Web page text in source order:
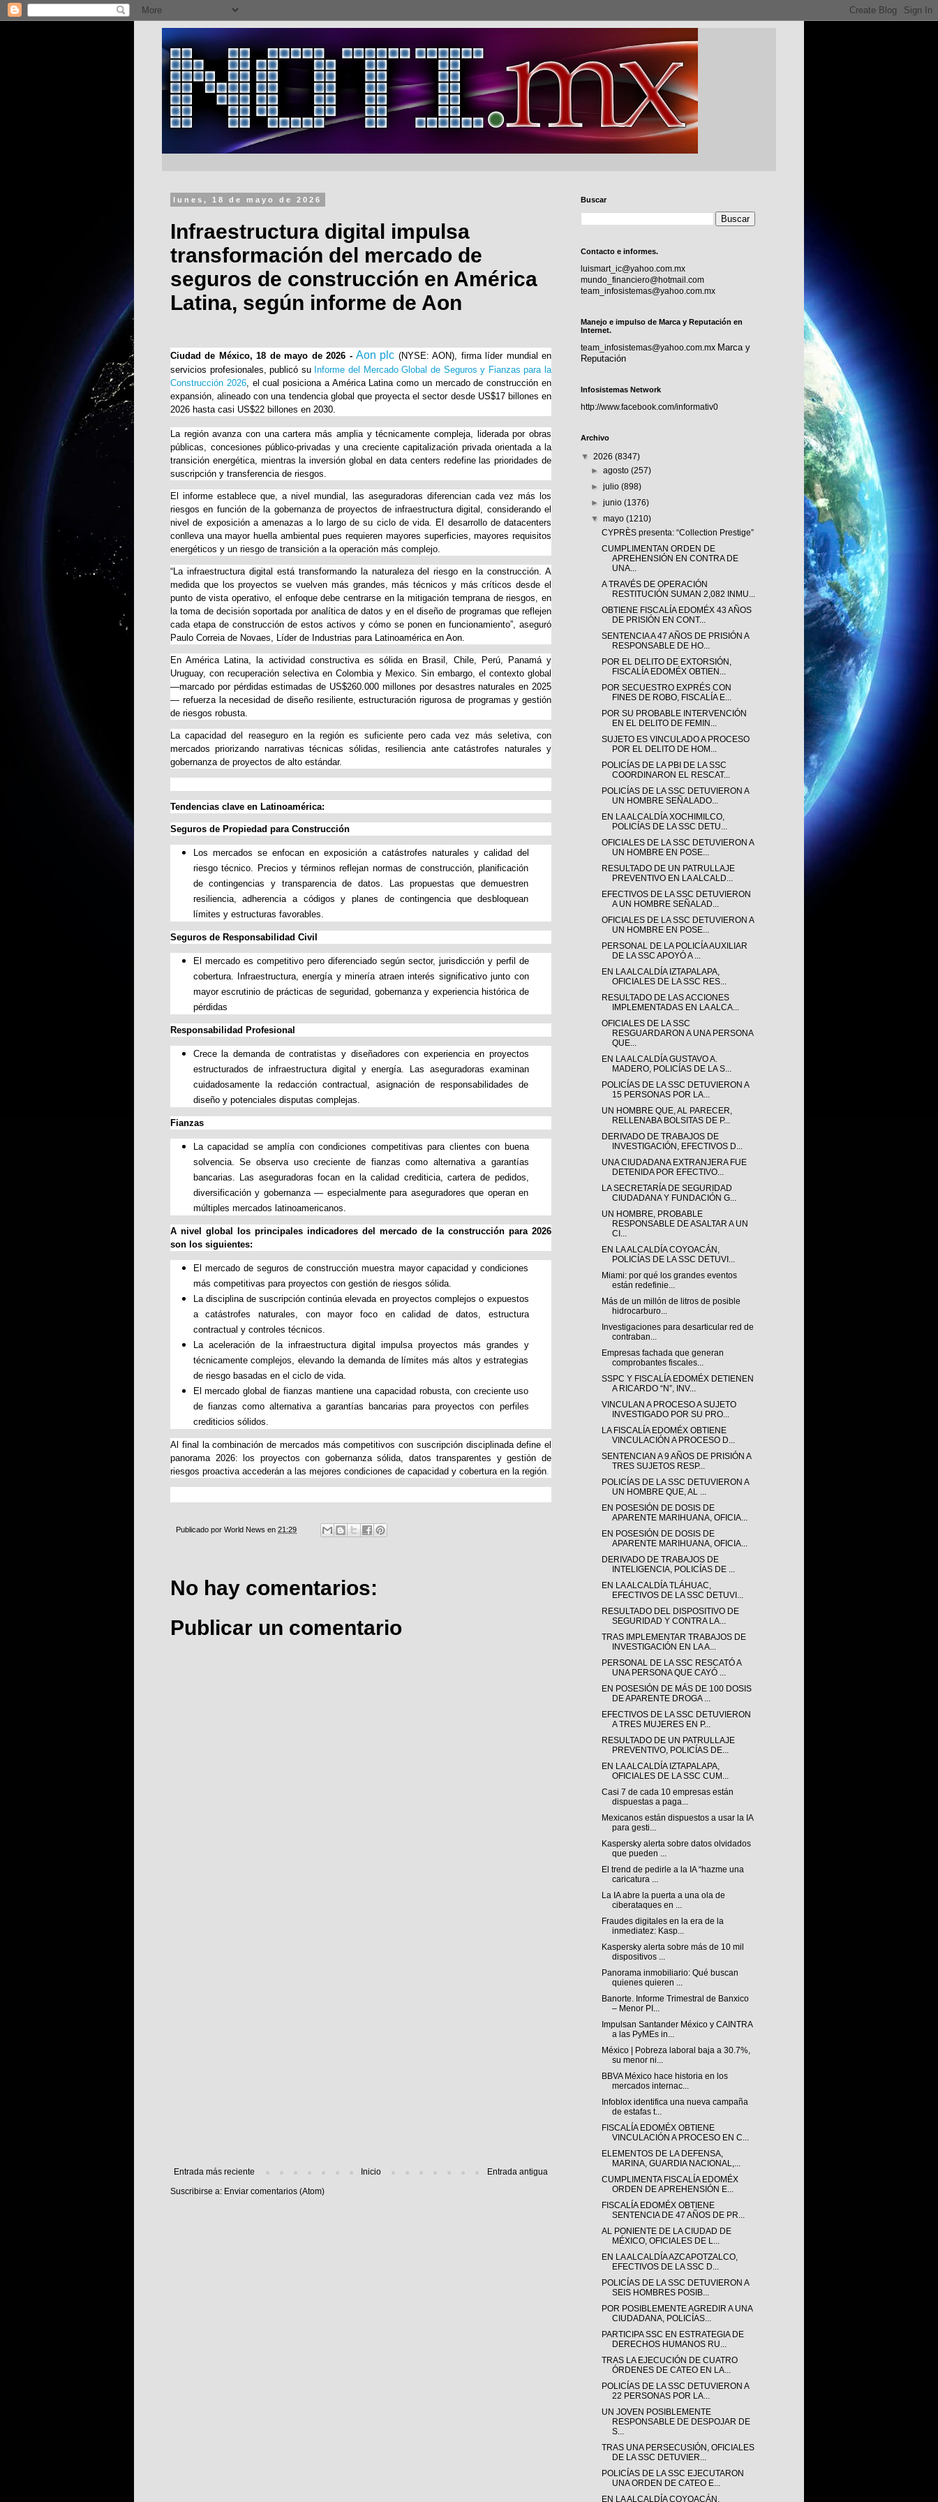
lunes, 18 de mayo de 2026
Infraestructura digital impulsa
transformación del mercado de
seguros de construcción en América
Latina, según informe de Aon
Ciudad de México, 18 de mayo de 2026 - Aon plc (NYSE: AON), firma líder mundial en
servicios profesionales,publicó su Informe del Mercado Global de Seguros y Fianzas para la
Construcción 2026, el cual posiciona a América Latina como un mercado de construcción en
expansión, alineado con una tendencia global que proyecta el sector desde US$17 billones en
2026 hasta casi US$22 billones en 2030.
La región avanza con una cartera más amplia y técnicamente compleja, liderada por obras
públicas, concesiones público-privadas y una creciente capitalización privada orientada a la
transición energética, mientras la inversión global en data centers redefine las prioridades de
suscripción y transferencia de riesgos.
El informe establece que, a nivel mundial, las aseguradoras diferencian cada vez más los
riesgos en función de la gobernanza de proyectos de infraestructura digital, considerando el
nivel de exposición a amenazas a lo largo de su ciclo de vida. El desarrollo de datacenters
conlleva una mayor huella ambiental pues requieren mayores superficies, mayores requisitos
energéticos y un riesgo de transición a la operación más complejo.
“La infraestructura digital está transformando la naturaleza del riesgo en la construcción. A
medida que los proyectos se vuelven más grandes, más técnicos y más críticos desde el
punto de vista operativo, el enfoque debe centrarse en la mitigación temprana de riesgos, en
la toma de decisión soportada por analítica de datos y en el diseño de programas que reflejen
cada etapa de construcción de estos activos y cómo se ponen en funcionamiento”, aseguró
Paulo Correia de Novaes, Líder de Industrias para Latinoamérica en Aon.
En América Latina, la actividad constructiva es sólida en Brasil, Chile, Perú, Panamá y
Uruguay, con recuperación selectiva en Colombia y Mexico. Sin embargo, el contexto global
—marcado por pérdidas estimadas de US$260.000 millones por desastres naturales en 2025
— refuerza la necesidad de diseño resiliente, estructuración rigurosa de programas y gestión
de riesgos robusta.
La capacidad del reaseguro en la región es suficiente pero cada vez más seletiva, con
mercados priorizando narrativas técnicas sólidas, resiliencia ante catástrofes naturales y
gobernanza de proyectos de alto estándar.
Tendencias clave en Latinoamérica:
Seguros de Propiedad para Construcción
Los mercados se enfocan en exposición a catástrofes naturales y calidad del
riesgo técnico. Precios y términos reflejan normas de construcción, planificación
de contingencias y transparencia de datos. Las propuestas que demuestren
resiliencia, adherencia a códigos y planes de contingencia que desbloquean
límites y estructuras favorables.
Seguros de Responsabilidad Civil
El mercado es competitivo pero diferenciado según sector, jurisdicción y perfil de
cobertura. Infraestructura, energía y minería atraen interés significativo junto con
mayor escrutinio de prácticas de seguridad, gobernanza y experiencia histórica de
pérdidas
Responsabilidad Profesional
Crece la demanda de contratistas y diseñadores con experiencia en proyectos
estructurados de infraestructura digital y energía. Las aseguradoras examinan
cuidadosamente la redacción contractual, asignación de responsabilidades de
diseño y potenciales disputas complejas.
Fianzas
La capacidad se amplía con condiciones competitivas para clientes con buena
solvencia. Se observa uso creciente de fianzas como alternativa a garantías
bancarias. Las aseguradoras focan en la calidad crediticia, cartera de pedidos,
diversificación y gobernanza — especialmente para aseguradores que operan en
múltiples mercados latinoamericanos.
A nivel global los principales indicadores del mercado de la construcción para 2026
son los siguientes:
El mercado de seguros de construcción muestra mayor capacidad y condiciones
más competitivas para proyectos con gestión de riesgos sólida.
La disciplina de suscripción continúa elevada en proyectos complejos o expuestos
a catástrofes naturales, con mayor foco en calidad de datos, estructura
contractual y controles técnicos.
La aceleración de la infraestructura digital impulsa proyectos más grandes y
técnicamente complejos, elevando la demanda de límites más altos y estrategias
de riesgo basadas en el ciclo de vida.
El mercado global de fianzas mantiene una capacidad robusta, con creciente uso
de fianzas como alternativa a garantías bancarias para proyectos con perfiles
crediticios sólidos.
Al final la combinación de mercados más competitivos con suscripción disciplinada define el
panorama 2026: los proyectos con gobernanza sólida, datos transparentes y gestión de
riesgos proactiva accederán a las mejores condiciones de capacidad y cobertura en la región
Publicado por World News en 21:29
No hay comentarios:
Publicar un comentario
Entrada más reciente Entrada antigua
Inicio
Suscribirse a: Enviar comentarios (Atom)
Buscar
Contacto e informes.
luismart_ic@yahoo.com.mx
mundo_financiero@hotmail.com
team_infosistemas@yahoo.com.mx
Manejo e impulso de Marca y Reputación en
Internet.
team_infosistemas@yahoo.com.mx Marca y
Reputación
Infosistemas Network
http://www.facebook.com/informativ0
Archivo
▼ 2026 (8347)
►agosto(257)
►julio(898)
►junio(1376)
▼mayo(1210)
CYPRÈS presenta: “Collection Prestige”
CUMPLIMENTAN ORDEN DE
APREHENSIÓN EN CONTRA DE
UNA...
A TRAVÉS DE OPERACIÓN
RESTITUCIÓN SUMAN 2,082 INMU...
OBTIENE FISCALÍA EDOMÉX 43 AÑOS
DE PRISIÓN EN CONT...
SENTENCIA A 47 AÑOS DE PRISIÓN A
RESPONSABLE DE HO...
POR EL DELITO DE EXTORSIÓN,
FISCALÍA EDOMÉX OBTIEN...
POR SECUESTRO EXPRÉS CON
FINES DE ROBO, FISCALÍA E...
POR SU PROBABLE INTERVENCIÓN
EN EL DELITO DE FEMIN...
SUJETO ES VINCULADO A PROCESO
POR EL DELITO DE HOM...
POLICÍAS DE LA PBI DE LA SSC
COORDINARON EL RESCAT...
POLICÍAS DE LA SSC DETUVIERON A
UN HOMBRE SEÑALADO...
EN LA ALCALDÍA XOCHIMILCO,
POLICÍAS DE LA SSC DETU...
OFICIALES DE LA SSC DETUVIERON A
UN HOMBRE EN POSE...
RESULTADO DE UN PATRULLAJE
PREVENTIVO EN LA ALCALD...
EFECTIVOS DE LA SSC DETUVIERON
A UN HOMBRE SEÑALAD...
OFICIALES DE LA SSC DETUVIERON A
UN HOMBRE EN POSE...
PERSONAL DE LA POLICÍA AUXILIAR
DE LA SSC APOYÓ A ...
EN LA ALCALDÍA IZTAPALAPA,
OFICIALES DE LA SSC RES...
RESULTADO DE LAS ACCIONES
IMPLEMENTADAS EN LA ALCA...
OFICIALES DE LA SSC
RESGUARDARON A UNA PERSONA
QUE...
EN LA ALCALDÍA GUSTAVO A.
MADERO, POLICÍAS DE LA S...
POLICÍAS DE LA SSC DETUVIERON A
15 PERSONAS POR LA...
UN HOMBRE QUE, AL PARECER,
RELLENABA BOLSITAS DE P...
DERIVADO DE TRABAJOS DE
INVESTIGACIÓN, EFECTIVOS D...
UNA CIUDADANA EXTRANJERA FUE
DETENIDA POR EFECTIVO...
LA SECRETARÍA DE SEGURIDAD
CIUDADANA Y FUNDACIÓN G...
UN HOMBRE, PROBABLE
RESPONSABLE DE ASALTAR A UN
CI...
EN LA ALCALDÍA COYOACÁN,
POLICÍAS DE LA SSC DETUVI...
Miami: por qué los grandes eventos
están redefinie...
Más de un millón de litros de posible
hidrocarburo...
Investigaciones para desarticular red de
contraban...
Empresas fachada que generan
comprobantes fiscales...
SSPC Y FISCALÍA EDOMÉX DETIENEN
A RICARDO “N”, INV...
VINCULAN A PROCESO A SUJETO
INVESTIGADO POR SU PRO...
LA FISCALÍA EDOMÉX OBTIENE
VINCULACIÓN A PROCESO D...
SENTENCIAN A 9 AÑOS DE PRISIÓN A
TRES SUJETOS RESP...
POLICÍAS DE LA SSC DETUVIERON A
UN HOMBRE QUE, AL ...
EN POSESIÓN DE DOSIS DE
APARENTE MARIHUANA, OFICIA...
EN POSESIÓN DE DOSIS DE
APARENTE MARIHUANA, OFICIA...
DERIVADO DE TRABAJOS DE
INTELIGENCIA, POLICÍAS DE ...
EN LA ALCALDÍA TLÁHUAC,
EFECTIVOS DE LA SSC DETUVI...
RESULTADO DEL DISPOSITIVO DE
SEGURIDAD Y CONTRA LA...
TRAS IMPLEMENTAR TRABAJOS DE
INVESTIGACIÓN EN LA A...
PERSONAL DE LA SSC RESCATÓ A
UNA PERSONA QUE CAYÓ ...
EN POSESIÓN DE MÁS DE 100 DOSIS
DE APARENTE DROGA ...
EFECTIVOS DE LA SSC DETUVIERON
A TRES MUJERES EN P...
RESULTADO DE UN PATRULLAJE
PREVENTIVO, POLICÍAS DE...
EN LA ALCALDÍA IZTAPALAPA,
OFICIALES DE LA SSC CUM...
Casi 7 de cada 10 empresas están
dispuestas a paga...
Mexicanos están dispuestos a usar la IA
para gesti...
Kaspersky alerta sobre datos olvidados
que pueden ...
El trend de pedirle a la IA “hazme una
caricatura ...
La IA abre la puerta a una ola de
ciberataques en ...
Fraudes digitales en la era de la
inmediatez: Kasp...
Kaspersky alerta sobre más de 10 mil
dispositivos ...
Panorama inmobiliario: Qué buscan
quienes quieren ...
Banorte. Informe Trimestral de Banxico
– Menor PI...
Impulsan Santander México y CAINTRA
a las PyMEs in...
México | Pobreza laboral baja a 30.7%,
su menor ni...
BBVA México hace historia en los
mercados internac...
Infoblox identifica una nueva campaña
de estafas t...
FISCALÍA EDOMÉX OBTIENE
VINCULACIÓN A PROCESO EN C...
ELEMENTOS DE LA DEFENSA,
MARINA, GUARDIA NACIONAL,...
CUMPLIMENTA FISCALÍA EDOMÉX
ORDEN DE APREHENSIÓN E...
FISCALÍA EDOMÉX OBTIENE
SENTENCIA DE 47 AÑOS DE PR...
AL PONIENTE DE LA CIUDAD DE
MÉXICO, OFICIALES DE L...
EN LA ALCALDÍA AZCAPOTZALCO,
EFECTIVOS DE LA SSC D...
POLICÍAS DE LA SSC DETUVIERON A
SEIS HOMBRES POSIB...
POR POSIBLEMENTE AGREDIR A UNA
CIUDADANA, POLICÍAS...
PARTICIPA SSC EN ESTRATEGIA DE
DERECHOS HUMANOS RU...
TRAS LA EJECUCIÓN DE CUATRO
ÓRDENES DE CATEO EN LA...
POLICÍAS DE LA SSC DETUVIERON A
22 PERSONAS POR LA...
UN JOVEN POSIBLEMENTE
RESPONSABLE DE DESPOJAR DE
S...
TRAS UNA PERSECUSIÓN, OFICIALES
DE LA SSC DETUVIER...
POLICÍAS DE LA SSC EJECUTARON
UNA ORDEN DE CATEO E...
EN LA ALCALDÍA COYOACÁN,